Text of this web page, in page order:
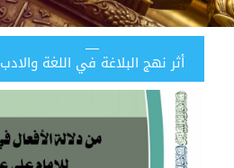
أثر نهج البلاغة في اللغة والادب